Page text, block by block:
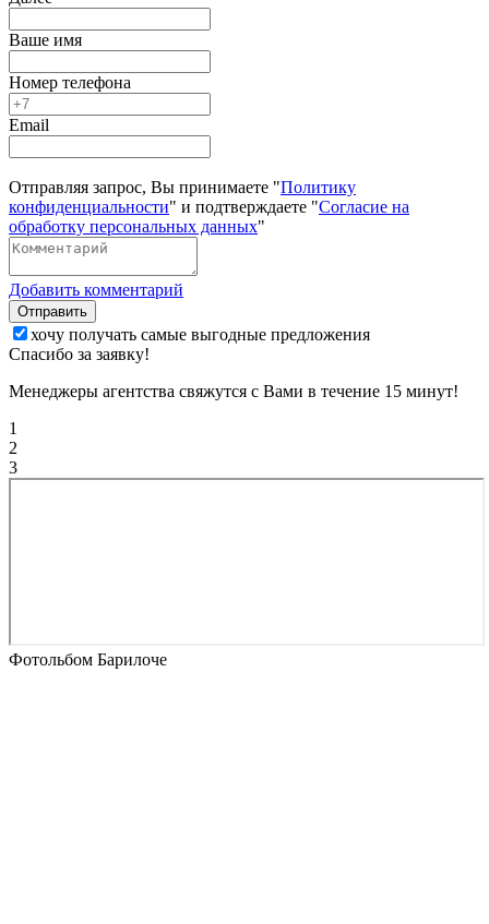
Ваше имя
Номер телефона
Email
Отправляя запрос, Вы принимаете "Политику
конфиденциальности" и подтверждаете "Согласие на
обработку персональных данных"
Добавить комментарий
Отправить
хочу получать самые выгодные предложения
Спасибо за заявку!
Менеджеры агентства свяжутся с Вами в течение 15 минут!
1
2
3
Фотольбом Барилоче